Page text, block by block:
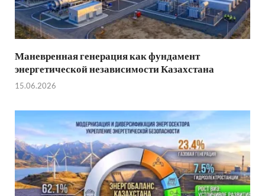
Маневренная генерация как фундамент
энергетической независимости Казахстана
15.06.2026